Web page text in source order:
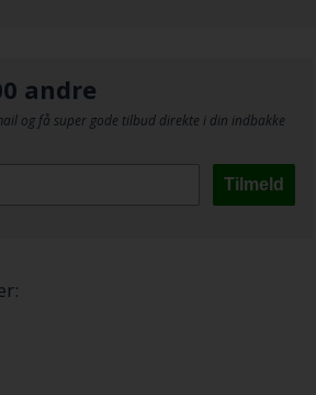
andre
og få super gode tilbud direkte i din indbakke
Tilmeld